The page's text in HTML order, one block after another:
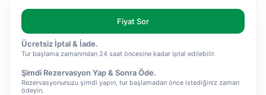
Fiyat Sor
Ücretsiz İptal & İade.
Tur başlama zamanından 24 saat öncesine kadar iptal edilebilir.
Şimdi Rezervasyon Yap & Sonra Öde.
Rezervasyonunuzu şimdi yapın, tur başlamadan önce istediğiniz zaman
ödeyin.